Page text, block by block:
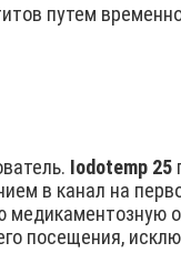
путем
Iodotemp 25
в канал на
посещения,